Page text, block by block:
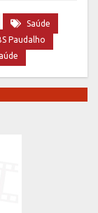
Saúde
Paudalho